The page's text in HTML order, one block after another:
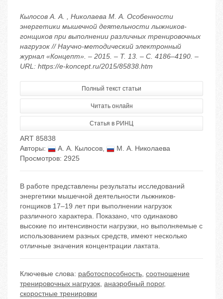
Кылосов А. А. , Николаева М. А. Особенности
энергетики мышечной деятельности лыжников-
гонщиков при выполнении различных тренировочных
нагрузок // Научно-методический электронный
журнал «Концепт». – 2015. – Т. 13. – С. 4186–4190. –
URL: https://e-koncept.ru/2015/85838.htm
Полный текст статьи
Читать онлайн
Статья в РИНЦ
ART 85838
Авторы:
А. А. Кылосов,
М. А. Николаева
Просмотров: 2925
В работе представлены результаты исследований
энергетики мышечной деятельности лыжников-
гонщиков 17–19 лет при выполнении нагрузок
различного характера. Показано, что одинаково
высокие по интенсивности нагрузки, но выполняемые с
использованием разных средств, имеют несколько
отличные значения концентрации лактата.
Ключевые слова: работоспособность, соотношение
тренировочных нагрузок, анаэробный порог,
скоростные тренировки